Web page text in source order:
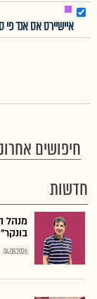
איישיירס אס אנד פי סמול-
חיפושים
חדשות
מנהל
בונקר"
04.08.2026